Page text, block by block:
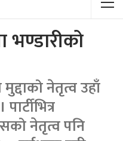
भण्डारीको
नेतृत्व उहाँ
नेतृत्व पनि